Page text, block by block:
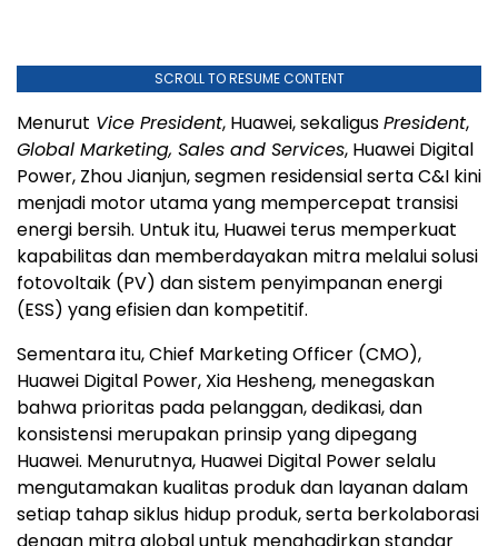
SCROLL TO RESUME CONTENT
Menurut Vice President, Huawei, sekaligusPresident,
Global Marketing, Sales and Services, Huawei Digital
Power, Zhou Jianjun, segmen residensial serta C&I kini
menjadi motor utama yang mempercepat transisi
energi bersih. Untuk itu, Huawei terus memperkuat
kapabilitas dan memberdayakan mitra melalui solusi
fotovoltaik (PV) dan sistem penyimpanan energi
(ESS) yang efisien dan kompetitif.
Sementara itu, Chief Marketing Officer (CMO),
Huawei Digital Power, Xia Hesheng, menegaskan
bahwa prioritas pada pelanggan, dedikasi, dan
konsistensi merupakan prinsip yang dipegang
Huawei. Menurutnya, Huawei Digital Power selalu
mengutamakan kualitas produk dan layanan dalam
setiap tahap siklus hidup produk, serta berkolaborasi